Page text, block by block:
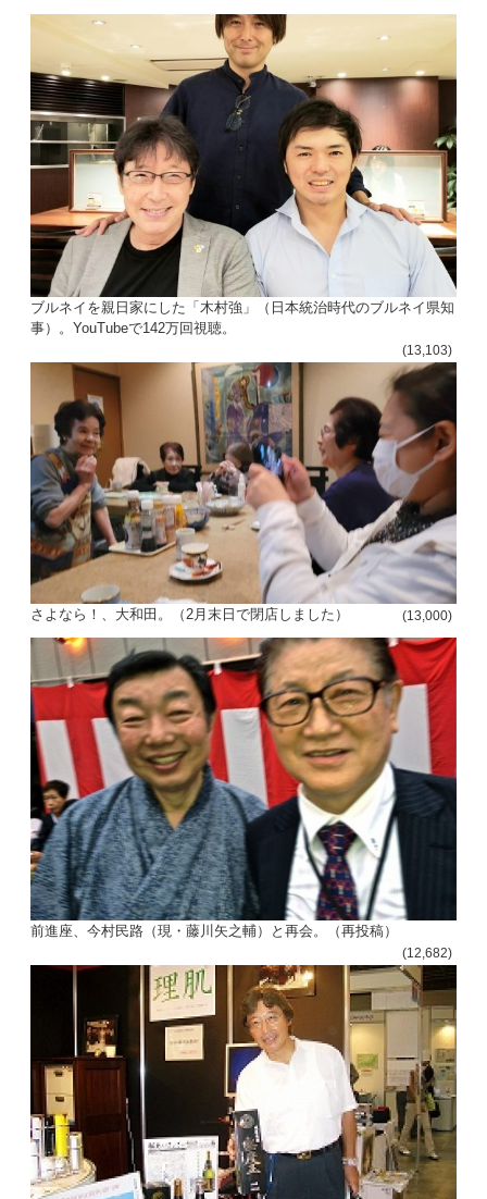
ブルネイを親日家にした「木村強」（日本統治時代のブルネイ県知
事）。YouTubeで142万回視聴。
(13,103)
さよなら！、大和田。（2月末日で閉店しました） (13,000)
前進座、今村民路（現・藤川矢之輔）と再会。（再投稿）
(12,682)